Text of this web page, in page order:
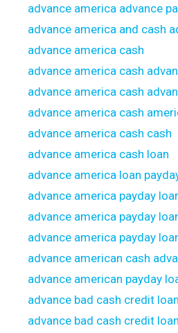
advance america advance
advance america and cash
advance america cash
advance america cash
advance america cash
advance america cash
advance america cash cash
advance america cash loan
advance america loan
advance america payday
advance america payday
advance america payday
advance american cash
advance american payday
advance bad cash credit loan
advance bad cash credit